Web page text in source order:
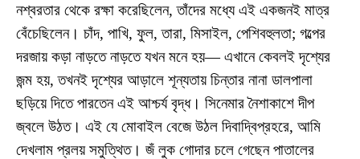
নশ্বরতার থেকে রক্ষা করেছিলেন, তাঁদের মধ্যে এই একজনই মাত্র
বেঁচেছিলেন। চাঁদ, পাখি, ফুল, তারা, মিসাইল, পেশিবহুলতা; গল্পের
দরজায় কড়া নাড়তে নাড়তে যখন মনে হয়— এখানে কেবলই দৃশ্যের
জন্ম হয়, তখনই দৃশ্যের আড়ালে শূন্যতায় চিন্তার নানা ডালপালা
ছড়িয়ে দিতে পারতেন এই আশ্চর্য বৃদ্ধ। সিনেমার নৈশাকাশে দীপ
জ্বলে উঠত। এই যে মোবাইল বেজে উঠল দিবাদ্বিপ্রহরে, আমি
দেখলাম প্রলয় সমুত্থিত। জঁ লুক গোদার চলে গেছেন পাতালের